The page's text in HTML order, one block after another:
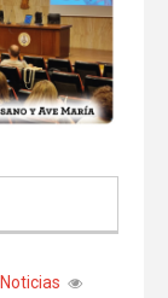
Noticias